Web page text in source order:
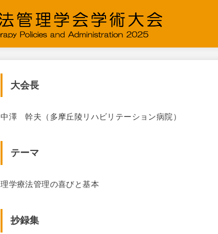
大会長
中澤 幹夫（多摩丘陵リハビリテーション病院）
テーマ
理学療法管理の喜びと基本
抄録集